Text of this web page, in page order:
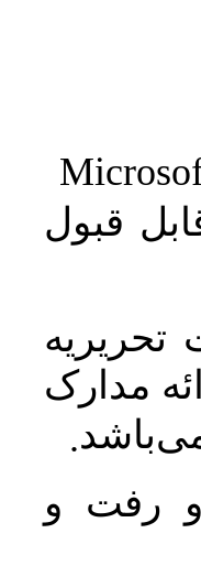
قبول
مدارک
.
رفت و